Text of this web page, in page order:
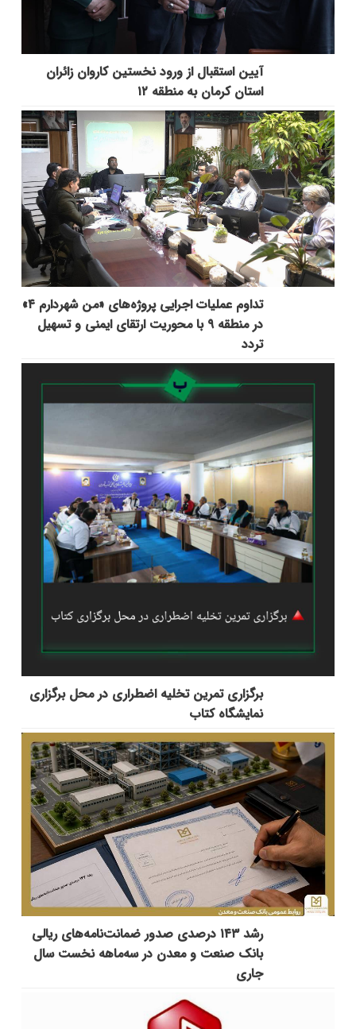
آیین استقبال از ورود نخستین کاروان زائران
استان کرمان به منطقه ۱۲
تداوم عملیات اجرایی پروژه‌های «من شهردارم ۴»
در منطقه ۹ با محوریت ارتقای ایمنی و تسهیل
تردد
برگزاری تمرین تخلیه اضطراری در محل برگزاری
نمایشگاه کتاب
رشد ۱۴۳ درصدی صدور ضمانت‌نامه‌های ریالی
بانک صنعت و معدن در سه‌ماهه نخست سال
جاری